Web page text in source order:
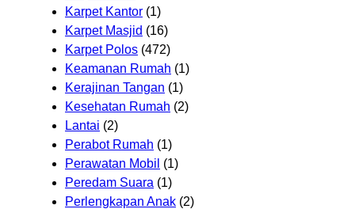
Karpet Kantor (1)
Karpet Masjid (16)
Karpet Polos (472)
Keamanan Rumah (1)
Kerajinan Tangan (1)
Kesehatan Rumah (2)
Lantai (2)
Perabot Rumah (1)
Perawatan Mobil (1)
Peredam Suara (1)
Perlengkapan Anak (2)